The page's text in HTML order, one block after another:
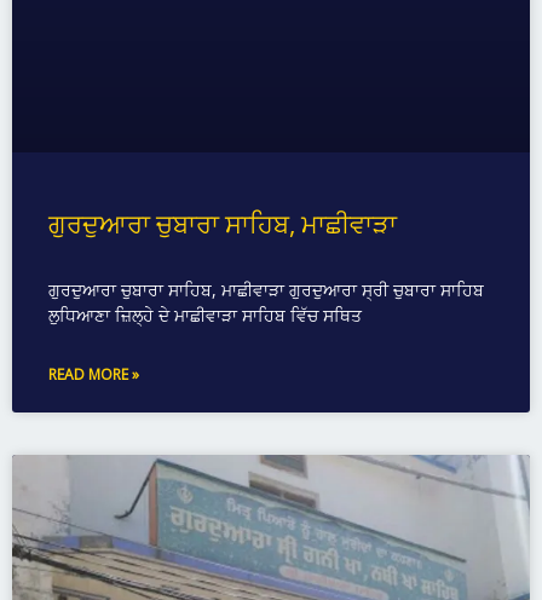
ਗੁਰਦੁਆਰਾ ਚੁਬਾਰਾ ਸਾਹਿਬ, ਮਾਛੀਵਾੜਾ
ਗੁਰਦੁਆਰਾ ਚੁਬਾਰਾ ਸਾਹਿਬ, ਮਾਛੀਵਾੜਾ ਗੁਰਦੁਆਰਾ ਸ੍ਰੀ ਚੁਬਾਰਾ ਸਾਹਿਬ
ਲੁਧਿਆਣਾ ਜ਼ਿਲ੍ਹੇ ਦੇ ਮਾਛੀਵਾੜਾ ਸਾਹਿਬ ਵਿੱਚ ਸਥਿਤ
READ MORE »